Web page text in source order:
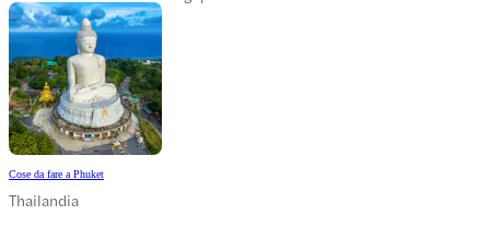
Cose da fare a Phuket
Thailandia